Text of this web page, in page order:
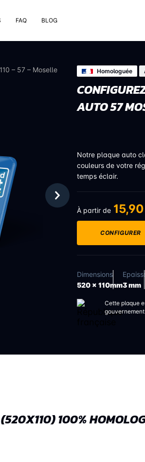
FAQ BLOG
– 57 – Moselle Homologuée
AUTO 57
Notre plaque auto
couleurs de votre
temps éclair.
À partir de
CONFIGURER
Dimensions
520 x 110mm3 mm
Cette plaque
100%